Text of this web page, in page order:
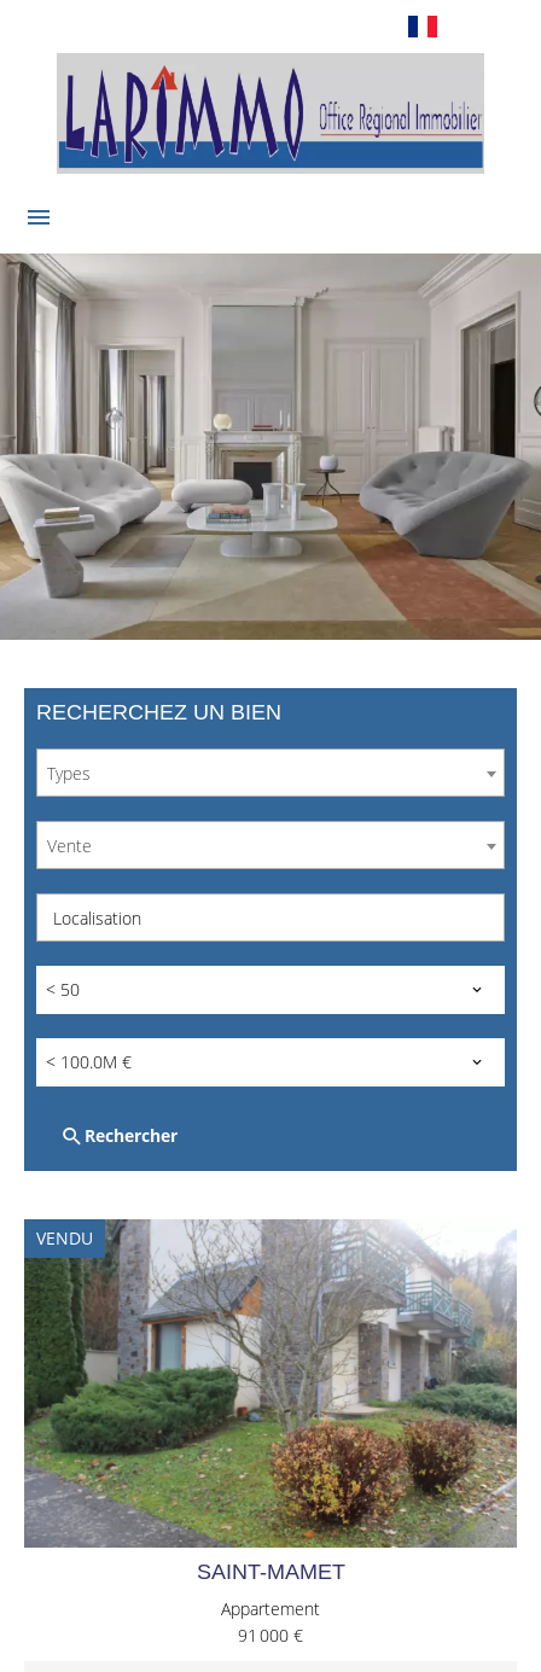
RECHERCHEZ UN BIEN
Types
Vente
Localisation
< 50
< 100.0M €
Rechercher
SAINT-MAMET
Appartement
91 000 €
VENDU